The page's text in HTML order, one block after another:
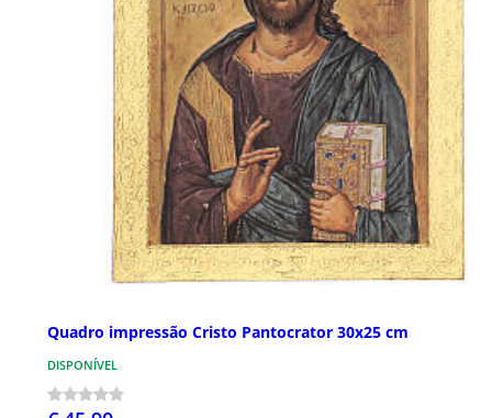
Quadro impressão Cristo Pantocrator 30x25 cm
DISPONÍVEL